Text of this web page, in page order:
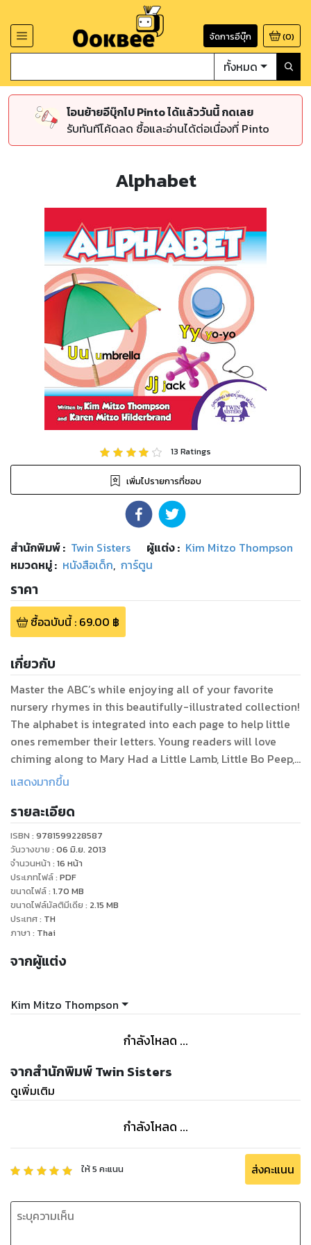
จัดการอีบุ๊ก (0)
ทั้งหมด
โอนย้ายอีบุ๊กไป Pinto ได้แล้ววันนี้ กดเลย
รับทันทีโค้ดลด ซื้อและอ่านได้ต่อเนื่องที่ Pinto
Alphabet
13 Ratings
เพิ่มไปรายการที่ชอบ
สำนักพิมพ์: Twin Sisters ผู้แต่ง : Kim Mitzo Thompson
หมวดหมู่: หนังสือเด็ก, การ์ตูน
ราคา
ซื้อฉบับนี้: 69.00 ฿
เกี่ยวกับ
Master the ABC’s while enjoying all of your favorite
nursery rhymes in this beautifully-illustrated collection!
The alphabet is integrated into each page to help little
ones remember their letters. Young readers will love
chiming along to Mary Had a Little Lamb, Little Bo Peep,
Hickory Dickory Dock, Humpty Dumpty, Oh Where Oh
แสดงมากขึ้น
รายละเอียด
ISBN : 9781599228587
วันวางขาย : 06 มิ.ย. 2013
จำนวนหน้า : 16 หน้า
ประเภทไฟล์: PDF
ขนาดไฟล์: 1.70 MB
ขนาดไฟล์มัลติมีเดีย : 2.15 MB
ประเทศ: TH
ภาษา : Thai
จากผู้แต่ง
Kim Mitzo Thompson
กำลังโหลด ...
จากสำนักพิมพ์ Twin Sisters
ดูเพิ่มเติม
กำลังโหลด ...
ให้5 คะแนน ส่งคะแนน